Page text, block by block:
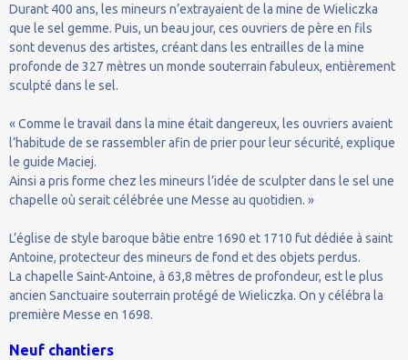
Durant 400 ans, les mineurs n’extrayaient de la mine de Wieliczka
que le sel gemme. Puis, un beau jour, ces ouvriers de père en fils
sont devenus des artistes, créant dans les entrailles de la mine
profonde de 327 mètres un monde souterrain fabuleux, entièrement
sculpté dans le sel.
« Comme le travail dans la mine était dangereux, les ouvriers avaient
l’habitude de se rassembler afin de prier pour leur sécurité, explique
le guide Maciej.
Ainsi a pris forme chez les mineurs l’idée de sculpter dans le sel une
chapelle où serait célébrée une Messe au quotidien. »
L’église de style baroque bâtie entre 1690 et 1710 fut dédiée à saint
Antoine, protecteur des mineurs de fond et des objets perdus.
La chapelle Saint-Antoine, à 63,8 mètres de profondeur, est le plus
ancien Sanctuaire souterrain protégé de Wieliczka. On y célébra la
première Messe en 1698.
Neuf chantiers